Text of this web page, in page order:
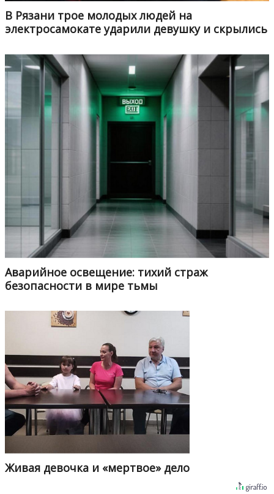
В Рязани трое молодых людей на
электросамокате ударили девушку и скрылись
Аварийное освещение: тихий страж
безопасности в мире тьмы
Живая девочка и «мертвое» дело